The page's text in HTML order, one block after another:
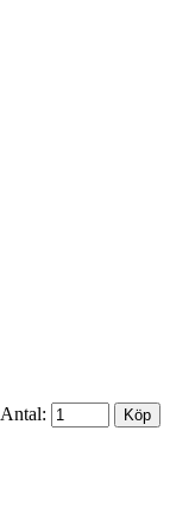
Antal: